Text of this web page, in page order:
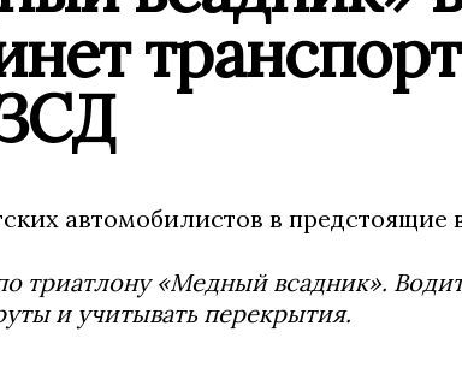
автомобилистов в предстоящие
триатлону «Медный всадник».
и учитывать перекрытия.